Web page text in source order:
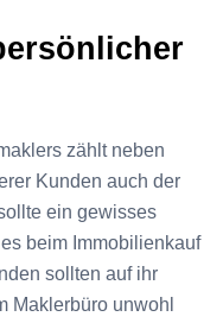
zählt neben
Kunden auch der
ein gewisses
beim Immobilienkauf
sollten auf ihr
Maklerbüro unwohl